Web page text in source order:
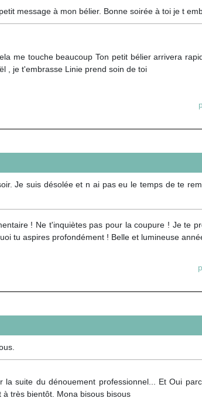
message à mon bélier. Bonne soirée à toi je t
me touche beaucoup Ton petit bélier arrivera
, je t'embrasse Linie prend soin de toi
Je suis désolée et n ai pas eu le temps de te
! Ne t'inquiètes pas pour la coupure ! Je te
tu aspires profondément ! Belle et lumineuse
suite du dénouement professionnel... Et Oui
très bientôt. Mona bisous bisous